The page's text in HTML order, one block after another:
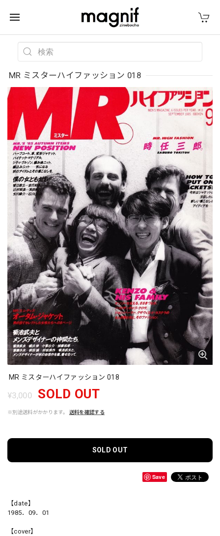
MR ミスターハイファッション 018
MR ミスターハイファッション 018
¥3,000 SOLD OUT
※別途送料がかかります。 送料を確認する
SOLD OUT
Save
【date】
1985．09．01
【cover】